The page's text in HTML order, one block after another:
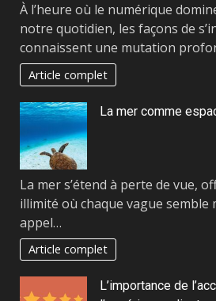
À l’heure où le numérique
notre quotidien, les façons de
connaissent une mutation
Article complet
La mer comme
La mer s’étend à perte de vue,
illimité où chaque vague
appel…
Article complet
L’importance de